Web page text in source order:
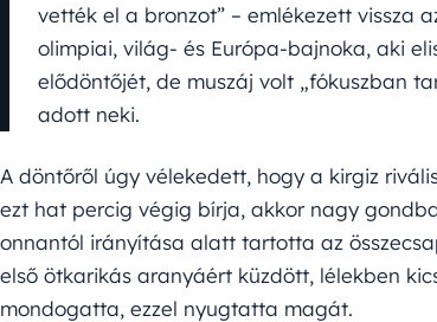
vették el a bronzot” – emlékezett vissza
olimpiai, világ- és Európa-bajnoka, aki
elődöntőjét, de muszáj volt „fókuszban
adott neki.
A döntőről úgy vélekedett, hogy a kirgiz
ezt hat percig végig bírja, akkor nagy
onnantól irányítása alatt tartotta az
első ötkarikás aranyáért küzdött, lélekben
mondogatta, ezzel nyugtatta magát.